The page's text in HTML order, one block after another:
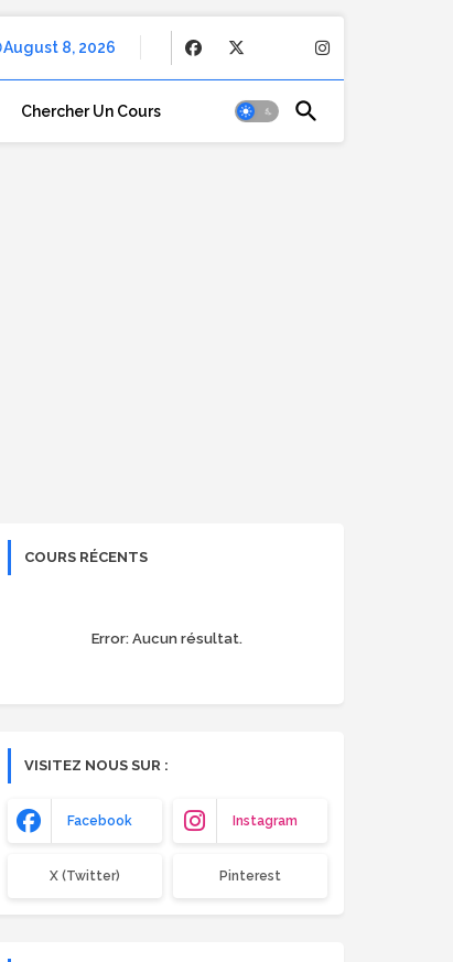
August 8, 2026
Chercher Un Cours
COURS RÉCENTS
Error: Aucun résultat.
VISITEZ NOUS SUR :
Facebook Instagram
X (Twitter) Pinterest